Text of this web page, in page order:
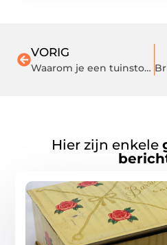
VORIG
Waarom je een tuinstoel moet hebben voor een tuin
Hier zijn enkele